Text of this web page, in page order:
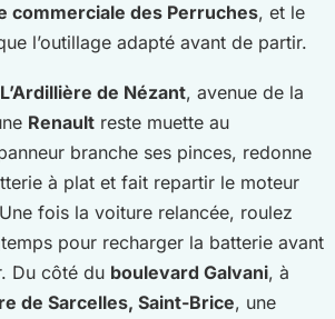
commerciale des Perruches, et le
l’outillage adapté avant de partir.
de Nézant, avenue de la
Renault reste muette au
branche ses pinces, redonne
à plat et fait repartir le moteur
fois la voiture relancée, roulez
pour recharger la batterie avant
Du côté du boulevard Galvani, à
de Sarcelles, Saint-Brice, une